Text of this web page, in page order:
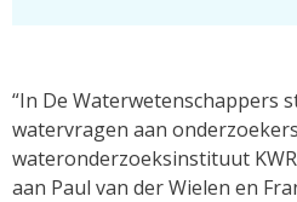
“In De Waterwetenschappers
watervragen aan
wateronderzoeksinstituut
aan Paul van der Wielen en